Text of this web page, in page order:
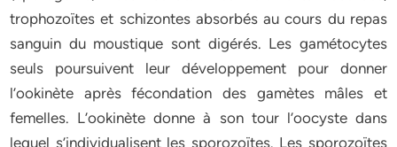
trophozoïtes et schizontes absorbés au cours du repas
sanguin du moustique sont digérés. Les gamétocytes
seuls poursuivent leur développement pour donner
l’ookinète après fécondation des gamètes mâles et
femelles. L’ookinète donne à son tour l’oocyste dans
lequel s’individualisent les sporozoïtes. Les sporozoïtes